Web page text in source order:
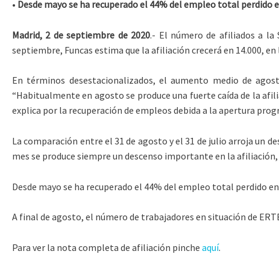
• Desde mayo se ha recuperado el 44% del empleo total perdido
Madrid, 2 de septiembre de 2020.- El número de afiliados a la
septiembre, Funcas estima que la afiliación crecerá en 14.000,
En términos desestacionalizados, el aumento medio de
“Habitualmente en agosto se produce una fuerte caída de la
explica por la recuperación de empleos debida a la apertura
La comparación entre el 31 de agosto y el 31 de julio arroja un
mes se produce siempre un descenso importante en la
Desde mayo se ha recuperado el 44% del empleo total perdido
A final de agosto, el número de trabajadores en situación de
Para ver la nota completa de afiliación pinche aquí.